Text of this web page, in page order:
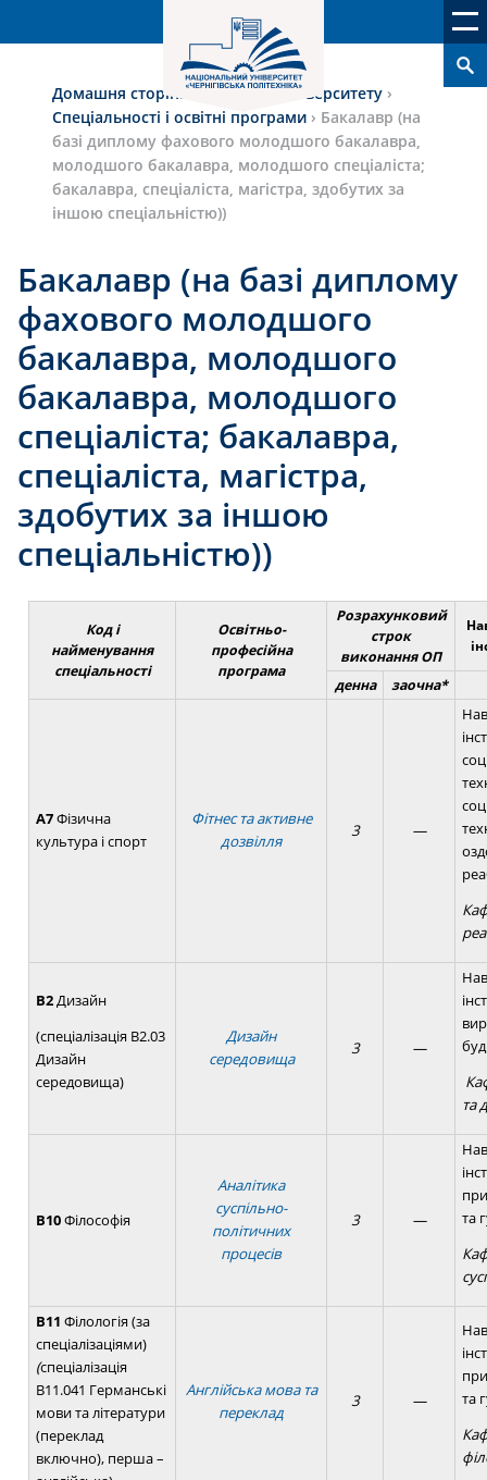
Домашня сторінка›Вступ до університету ›
Спеціальності і освітні програми › Бакалавр (на
базі диплому фахового молодшого бакалавра,
молодшого бакалавра, молодшого спеціаліста;
бакалавра, спеціаліста, магістра, здобутих за
іншою спеціальністю))
Бакалавр (на базі диплому
фахового молодшого
бакалавра, молодшого
бакалавра, молодшого
спеціаліста; бакалавра,
спеціаліста, магістра,
здобутих за іншою
спеціальністю))
Код і
найменування
спеціальності
Освітньо-
професійна
програма
Розрахунковий
строк
виконання ОП
денна заочна*
А7Фізична
культура і спорт
Фітнес та активне
дозвілля
3 —
B2Дизайн
(спеціалізація В2.03
Дизайн
середовища)
Дизайн
середовища
3 —
та
B10Філософія
Аналітика
суспільно-
політичних
процесів
3 —
та
B11 Філологія (за
спеціалізаціями)
(спеціалізація
B11.041 Германські
мови та літератури
(переклад
включно), перша –
Англійська мова та
переклад
3 —
та